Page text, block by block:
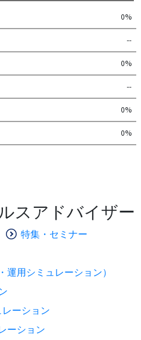
0%
--
0%
--
0%
0%
スアドバイザー
特集・セミナー
運用シミュレーション）
レーション
ーション